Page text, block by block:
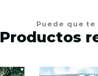
Puede que
Productos